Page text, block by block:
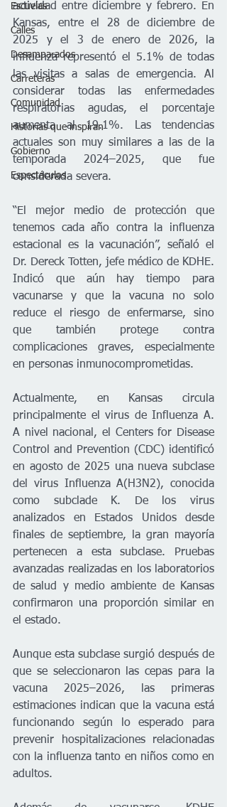
Escuelas
Calles
Desamparados
Carreteras
Comunidad
Historias que inspiran
Gobierno
Espectáculos
actividad entre diciembre y febrero. En
Kansas, entre el 28 de diciembre de
2025 y el 3 de enero de 2026, la
influenza representó el 5.1% de todas
las visitas a salas de emergencia. Al
considerar todas las enfermedades
respiratorias agudas, el porcentaje
aumenta al 19.1%. Las tendencias
actuales son muy similares a las de la
temporada 2024–2025, que fue
considerada severa.
“El mejor medio de protección que
tenemos cada año contra la influenza
estacional es la vacunación”, señaló el
Dr. Dereck Totten, jefe médico de KDHE.
Indicó que aún hay tiempo para
vacunarse y que la vacuna no solo
reduce el riesgo de enfermarse, sino
que también protege contra
complicaciones graves, especialmente
en personas inmunocomprometidas.
Actualmente, en Kansas circula
principalmente el virus de Influenza A.
A nivel nacional, el Centers for Disease
Control and Prevention (CDC) identificó
en agosto de 2025 una nueva subclase
del virus Influenza A(H3N2), conocida
como subclade K. De los virus
analizados en Estados Unidos desde
finales de septiembre, la gran mayoría
pertenecen a esta subclase. Pruebas
avanzadas realizadas en los laboratorios
de salud y medio ambiente de Kansas
confirmaron una proporción similar en
el estado.
Aunque esta subclase surgió después de
que se seleccionaron las cepas para la
vacuna 2025–2026, las primeras
estimaciones indican que la vacuna está
funcionando según lo esperado para
prevenir hospitalizaciones relacionadas
con la influenza tanto en niños como en
adultos.